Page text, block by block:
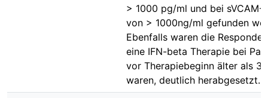
> 1000 pg/ml und bei sVCAM-
von > 1000ng/ml gefunden
Ebenfalls waren die
eine IFN-beta Therapie bei
vor Therapiebeginn älter als
waren, deutlich herabgesetzt.